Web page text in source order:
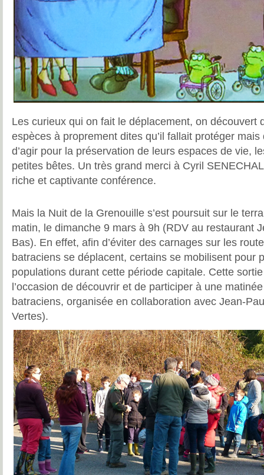
Les curieux qui on fait le déplacement, on découvert
espèces à proprement dites qu’il fallait protéger mais
d’agir pour la préservation de leurs espaces de vie,
petites bêtes. Un très grand merci à Cyril
riche et captivante conférence.
Mais la Nuit de la Grenouille s’est poursuit sur le
matin, le dimanche 9 mars à 9h (RDV au restaurant
Bas). En effet, afin d’éviter des carnages sur les
batraciens se déplacent, certains se mobilisent pour
populations durant cette période capitale. Cette
l’occasion de découvrir et de participer à une
batraciens, organisée en collaboration avec Jean-
Vertes).